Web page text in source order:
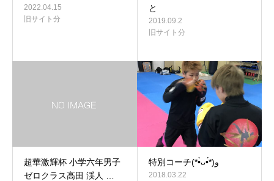
2022.04.15
旧サイト分
と
2019.09.2
旧サイト分
超華激輝杯 小学六年男子
ゼロクラス高田 渓人 …
特別コーチ(*•̀ᴗ•́*)و
2018.03.22